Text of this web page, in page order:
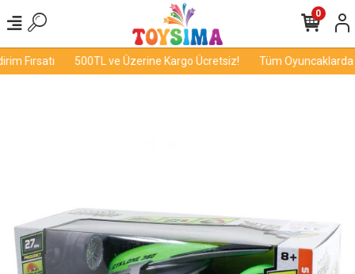
Fırsatı 500TL ve Üzerine Kargo Ücretsiz! Tüm Oyuncaklarda
0